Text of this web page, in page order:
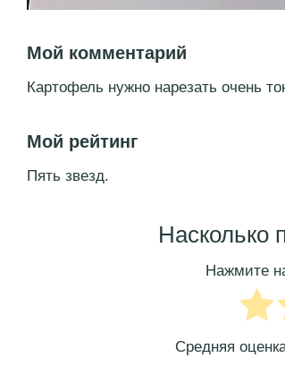
Мой комментарий
Картофель нужно нарезать очень
Мой рейтинг
Пять звезд.
Насколько
Нажмите
Средняя